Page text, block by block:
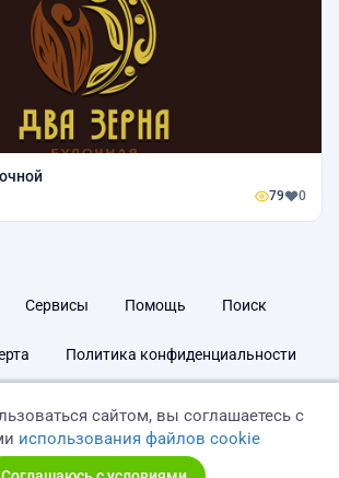
79 0
Сервисы Помощь Поиск
Политика конфиденциальности
сайтом, вы соглашаетесь с
использования файлов cookie